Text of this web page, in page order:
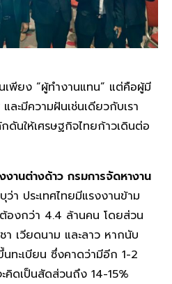
เพียง “ผู้ทำงานแทน” แต่คือผู้มี
ะมีความฝันเช่นเดียวกับเรา
นให้เศรษฐกิจไทยก้าวเดินต่อ
งานต่างด้าว กรมการจัดหางาน
า ประเทศไทยมีแรงงานข้าม
องกว่า 4.4 ล้านคน โดยส่วน
เวียดนาม และลาว หากนับ
ทะเบียน ซึ่งคาดว่ามีอีก 1-2
คิดเป็นสัดส่วนถึง 14-15%